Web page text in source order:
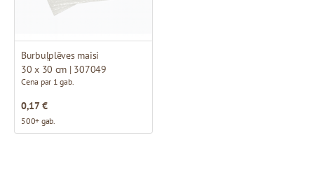
Burbuļplēves maisi
30 x 30 cm | 307049
Cena par 1 gab.
0,17 €
500+ gab.